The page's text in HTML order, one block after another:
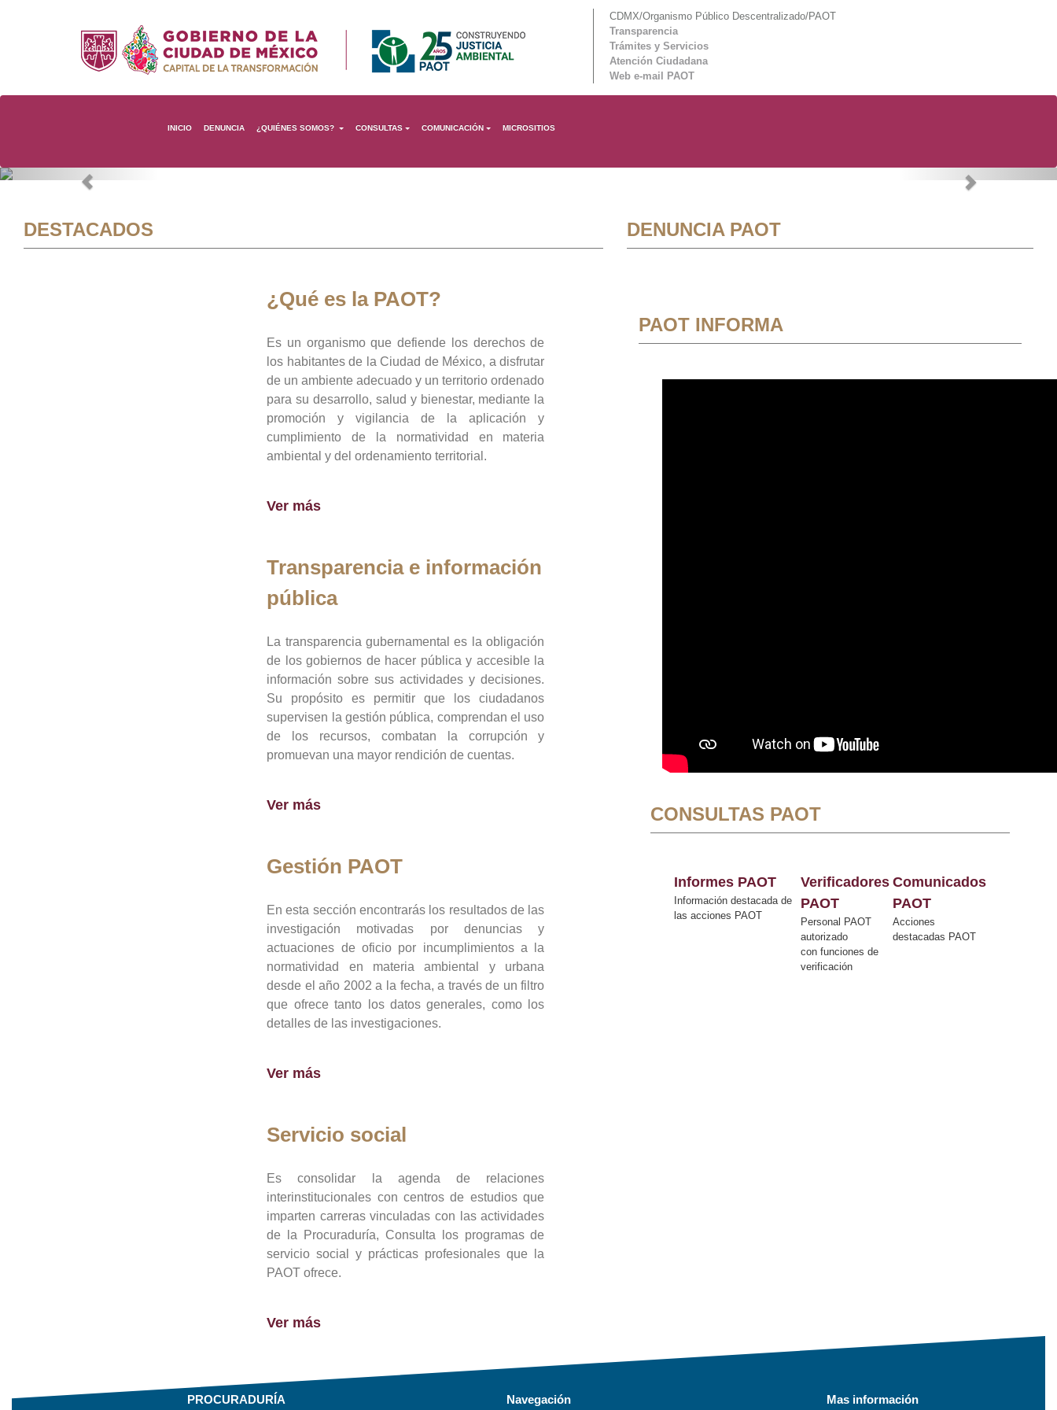
CDMX/Organismo Público Descentralizado/PAOT
Transparencia
Trámites y Servicios
Atención Ciudadana
Web e-mail PAOT
INICIO DENUNCIA ¿QUIÉNES SOMOS? CONSULTAS COMUNICACIÓN MICROSITIOS
Previous Next
DESTACADOS
¿Qué es la PAOT?
Es un organismo que defiende los derechos de
los habitantes de la Ciudad de México, a disfrutar
de un ambiente adecuado y un territorio ordenado
para su desarrollo, salud y bienestar, mediante la
promoción y vigilancia de la aplicación y
cumplimiento de la normatividad en materia
ambiental y del ordenamiento territorial.
Ver más
Transparencia e información
pública
La transparencia gubernamental es la obligación
de los gobiernos de hacer pública y accesible la
información sobre sus actividades y decisiones.
Su propósito es permitir que los ciudadanos
supervisen la gestión pública, comprendan el uso
de los recursos, combatan la corrupción y
promuevan una mayor rendición de cuentas.
Ver más
Gestión PAOT
En esta sección encontrarás los resultados de las
investigación motivadas por denuncias y
actuaciones de oficio por incumplimientos a la
normatividad en materia ambiental y urbana
desde el año 2002 a la fecha, a través de un filtro
que ofrece tanto los datos generales, como los
detalles de las investigaciones.
Ver más
Servicio social
Es consolidar la agenda de relaciones
interinstitucionales con centros de estudios que
imparten carreras vinculadas con las actividades
de la Procuraduría, Consulta los programas de
servicio social y prácticas profesionales que la
PAOT ofrece.
Ver más
DENUNCIA PAOT
PAOT INFORMA
CONSULTAS PAOT
Informes PAOT
Información destacada de
las acciones PAOT
Verificadores
PAOT
Personal PAOT
autorizado
con funciones de
verificación
Comunicados
PAOT
Acciones
destacadas PAOT
PROCURADURÍA Navegación Mas información